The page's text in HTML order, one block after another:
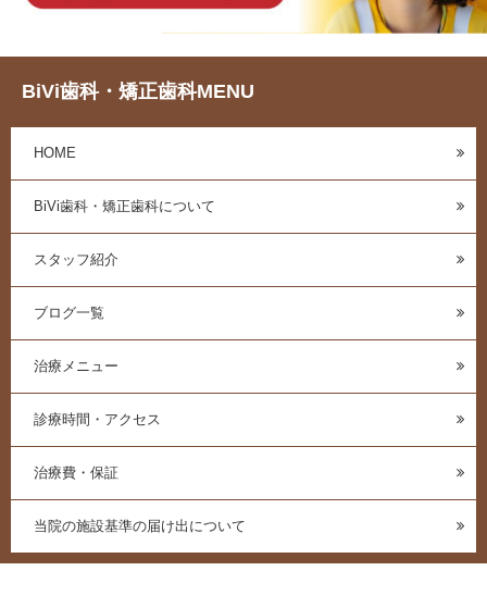
BiVi歯科・矯正歯科MENU
HOME
BiVi歯科・矯正歯科について
スタッフ紹介
ブログ一覧
治療メニュー
診療時間・アクセス
治療費・保証
当院の施設基準の届け出について